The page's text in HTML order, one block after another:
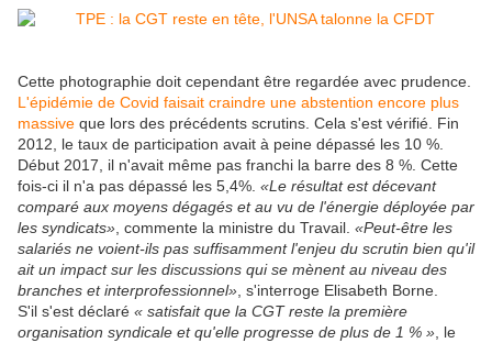
Cette photographie doit cependant être regardée avec prudence.
L'épidémie de Covid faisait craindre une abstention encore plus
massive que lors des précédents scrutins. Cela s'est vérifié. Fin
2012, le taux de participation avait à peine dépassé les 10 %.
Début 2017, il n'avait même pas franchi la barre des 8 %. Cette
fois-ci il n'a pas dépassé les 5,4%. «Le résultat est décevant
comparé aux moyens dégagés et au vu de l'énergie déployée par
les syndicats» , commente la ministre du Travail. «Peut-être les
salariés ne voient-ils pas suffisamment l'enjeu du scrutin bien qu'il
ait un impact sur les discussions qui se mènent au niveau des
branches et interprofessionnel» , s'interroge Elisabeth Borne.
S'il s'est déclaré « satisfait que la CGT reste la première
organisation syndicale et qu'elle progresse de plus de 1 % » , le